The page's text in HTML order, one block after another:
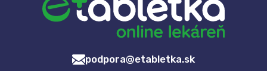
podpora@etabletka.sk